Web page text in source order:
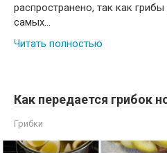
распространено, так как
самых…
Читать полностью
Как передается грибок
Грибки